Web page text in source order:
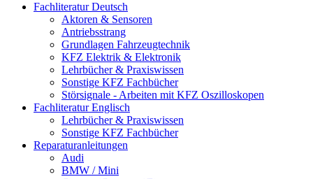
Fachliteratur Deutsch
Aktoren & Sensoren
Antriebsstrang
Grundlagen Fahrzeugtechnik
KFZ Elektrik & Elektronik
Lehrbücher & Praxiswissen
Sonstige KFZ Fachbücher
Störsignale - Arbeiten mit KFZ Oszilloskopen
Fachliteratur Englisch
Lehrbücher & Praxiswissen
Sonstige KFZ Fachbücher
Reparaturanleitungen
Audi
BMW / Mini